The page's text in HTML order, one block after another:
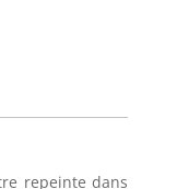
repeinte dans